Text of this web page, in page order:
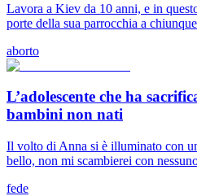
Lavora a Kiev da 10 anni, e in
porte della sua parrocchia a
aborto
L’adolescente che ha
bambini non nati
Il volto di Anna si è illuminato con
bello, non mi scambierei con
fede